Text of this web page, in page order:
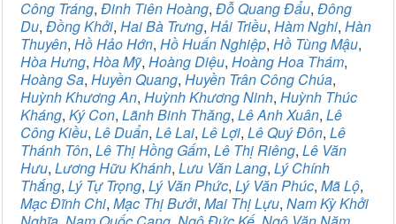
Công Tráng, Đinh Tiên Hoàng, Đỗ Quang Đẩu, Đông
Du, Đồng Khởi, Hai Bà Trưng, Hải Triều, Hàm Nghi, Hàn
Thuyên, Hồ Hảo Hớn, Hồ Huấn Nghiệp, Hồ Tùng Mậu,
Hòa Hưng, Hòa Mỹ, Hoàng Diệu, Hoàng Hoa Thám,
Hoàng Sa, Huyền Quang, Huyền Trân Công Chúa,
Huỳnh Khương An, Huỳnh Khương Ninh, Huỳnh Thúc
Kháng, Ký Con, Lãnh Binh Thăng, Lê Anh Xuân, Lê
Công Kiều, Lê Duẩn, Lê Lai, Lê Lợi, Lê Quý Đôn, Lê
Thánh Tôn, Lê Thị Hồng Gấm, Lê Thị Riêng, Lê Văn
Hưu, Lương Hữu Khánh, Lưu Văn Lang, Lý Chính
Thắng, Lý Tự Trọng, Lý Văn Phức, Lý Văn Phúc, Mã Lộ,
Mạc Đĩnh Chi, Mạc Thị Bưởi, Mai Thị Lựu, Nam Kỳ Khởi